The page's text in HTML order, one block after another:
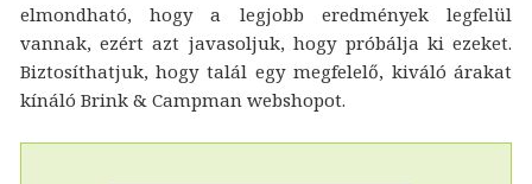
elmondható, hogy a legjobb eredmények legfelül
vannak, ezért azt javasoljuk, hogy próbálja ki ezeket.
Biztosíthatjuk, hogy talál egy megfelelő, kiváló árakat
kínáló Brink & Campman webshopot.